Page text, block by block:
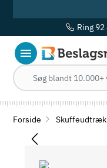
Ring 92
Forside Skuffeudtræk